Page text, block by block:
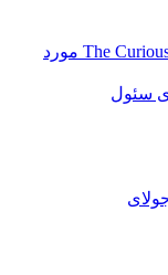
دانلود فیلم The Curious Case of Dolphin Bay 2022 مورد